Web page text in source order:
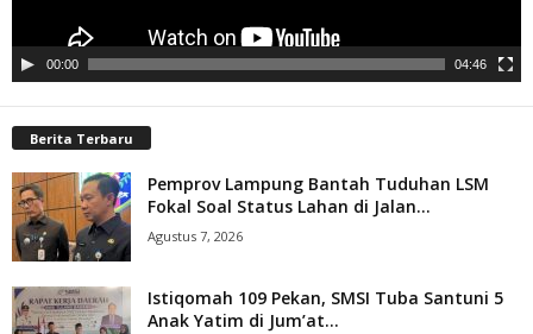
00:00 04:46
Berita Terbaru
Pemprov Lampung Bantah Tuduhan LSM
Fokal Soal Status Lahan di Jalan...
Agustus 7, 2026
Istiqomah 109 Pekan, SMSI Tuba Santuni 5
Anak Yatim di Jum’at...